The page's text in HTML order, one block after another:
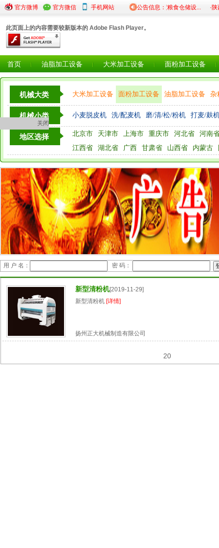
官方微博 官方微信 手机网站 公告信息：
级粮食... ·《儋州市2025年稻谷加工... ·关于2025年度粮食仓储设... ·陕西
此页面上的内容需要较新版本的 Adobe Flash Player。
首页 油脂加工设备 大米加工设备 面粉加工设备
机械大类 大米加工设备 面粉加工设备 油脂加工设备 杂
粮油检测仪器设备
机械小类 小麦脱皮机 洗/配麦机 磨/清/松/粉机 打麦/麸
地区选择 北京市 天津市 上海市 重庆市 河北省
河南
江西省
湖北省 广西 甘肃省 山西省 内蒙古
用 户 名： 密 码：
新型清粉机[2019-11-29]
新型清粉机 [详情]
扬州正大机械制造有限公司
20
关闭